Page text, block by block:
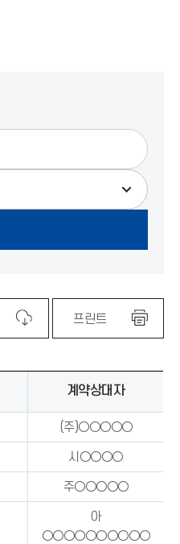
프린트
계약상대자
(주)○○○○○
시○○○○
주○○○○○
아
○○○○○○○○○○